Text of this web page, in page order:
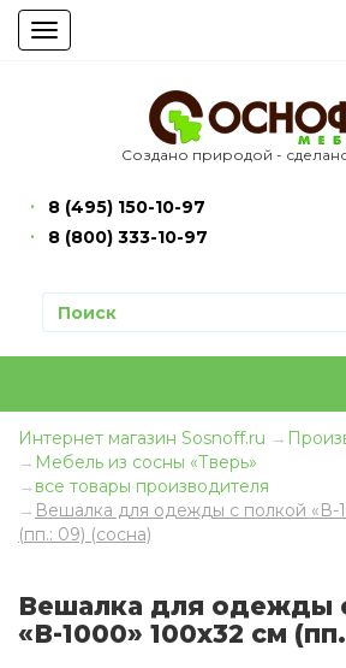
Toggle
navigation
Создано природой -
8 (495) 150-10-97
8 (800) 333-10-97
Интернет магазин Sosnoff.ru
Мебель из сосны «Тверь»
все товары производителя
Вешалка для одежды с полкой «В-
(пп.: 09) (сосна)
Вешалка для одежды
«В-1000» 100х32 см